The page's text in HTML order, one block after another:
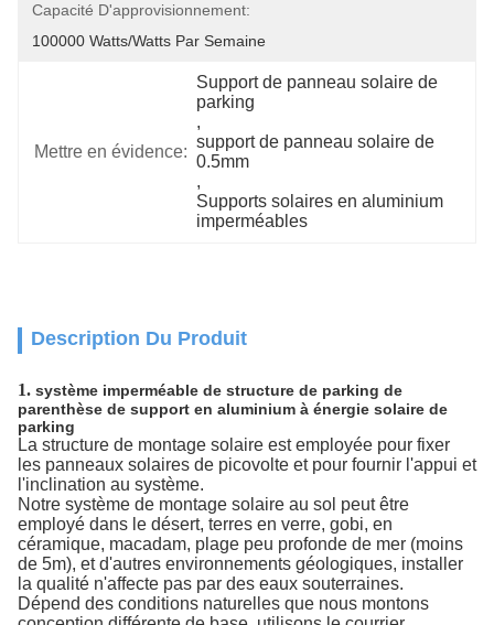
Capacité D'approvisionnement:
100000 Watts/watts Par Semaine
Mettre en évidence:
Support de panneau solaire de
parking
,
support de panneau solaire de
0.5mm
,
Supports solaires en aluminium
imperméables
Description Du Produit
1. système imperméable de structure de parking de
parenthèse de support en aluminium à énergie solaire de
parking
La structure de montage solaire est employée pour fixer
les panneaux solaires de picovolte et pour fournir l'appui et
l'inclination au système.
Notre système de montage solaire au sol peut être
employé dans le désert, terres en verre, gobi, en
céramique, macadam, plage peu profonde de mer (moins
de 5m), et d'autres environnements géologiques, installer
la qualité n'affecte pas par des eaux souterraines.
Dépend des conditions naturelles que nous montons